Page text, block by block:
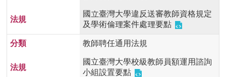
國立臺灣大學違反送審教師資格規定
及學術倫理案件處理要點
教師聘任通用法規
國立臺灣大學校級教師員額運用諮詢
小組設置要點